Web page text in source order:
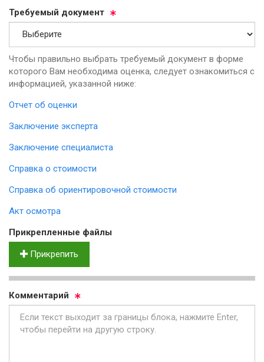
Тре­бу­емый до­ку­мент
Чтобы правильно выбрать требуемый документ в форме
которого Вам необходима оценка, следует ознакомиться с
информацией, указанной ниже:
Отчет об оценки
Заключение эксперта
Заключение специалиста
Справка о стоимости
Справка об ориентировочной стоимости
Акт осмотра
Прик­реп­лен­ные фай­лы
Прикрепить
Ком­мен­та­рий